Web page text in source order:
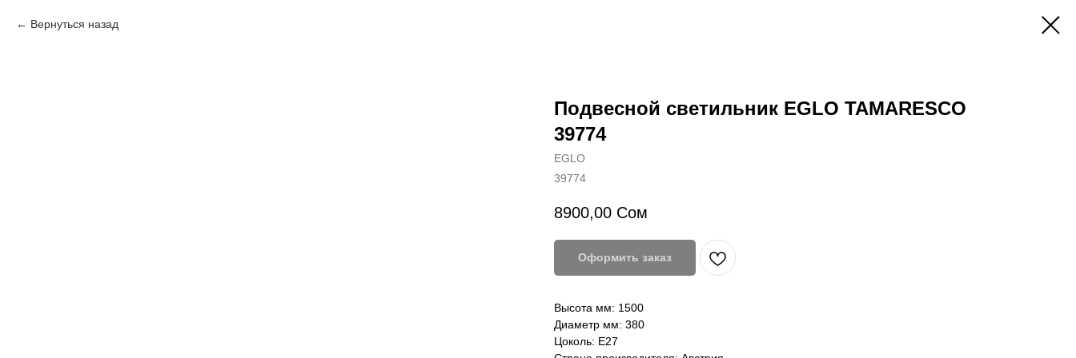
Вернуться назад
Подвесной светильник EGLO TAMARESCO
39774
EGLO
39774
8900,00 Сом
Оформить заказ
Высота мм: 1500
Диаметр мм: 380
Цоколь: Е27